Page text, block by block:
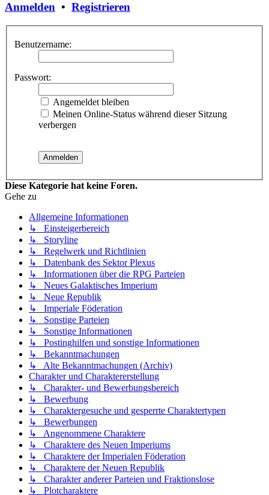
Anmelden • Registrieren
Benutzername:
Passwort:
Angemeldet bleiben
Meinen Online-Status während dieser Sitzung
verbergen
Diese Kategorie hat keine Foren.
Gehe zu
Allgemeine Informationen
↳ Einsteigerbereich
↳ Storyline
↳ Regelwerk und Richtlinien
↳ Datenbank des Sektor Plexus
↳ Informationen über die RPG Parteien
↳ Neues Galaktisches Imperium
↳ Neue Republik
↳ Imperiale Föderation
↳ Sonstige Parteien
↳ Sonstige Informationen
↳ Postinghilfen und sonstige Informationen
↳ Bekanntmachungen
↳ Alte Bekanntmachungen (Archiv)
Charakter und Charaktererstellung
↳ Charakter- und Bewerbungsbereich
↳ Bewerbung
↳ Charaktergesuche und gesperrte Charaktertypen
↳ Bewerbungen
↳ Angenommene Charaktere
↳ Charaktere des Neuen Imperiums
↳ Charaktere der Imperialen Föderation
↳ Charaktere der Neuen Republik
↳ Charakter anderer Parteien und Fraktionslose
↳ Plotcharaktere